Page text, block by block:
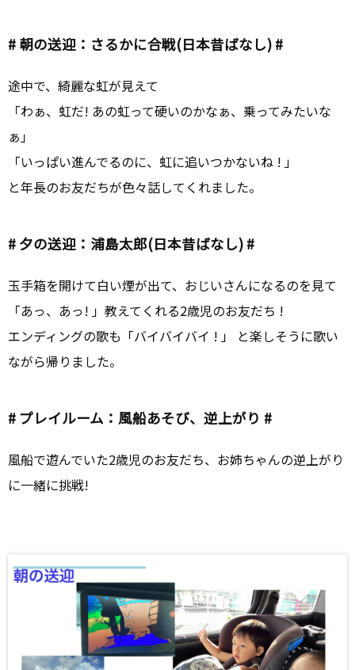
# 朝の送迎：さるかに合戦(日本昔ばなし) #
途中で、綺麗な虹が見えて
「わぁ、虹だ! あの虹って硬いのかなぁ、乗ってみたいな
ぁ」
「いっぱい進んでるのに、虹に追いつかないね ! 」
と年長のお友だちが色々話してくれました。
# 夕の送迎：浦島太郎(日本昔ばなし) #
玉手箱を開けて白い煙が出て、おじいさんになるのを見て
「あっ、あっ! 」教えてくれる2歳児のお友だち !
エンディングの歌も「バイバイバイ ! 」 と楽しそうに歌い
ながら帰りました。
# プレイルーム：風船あそび、逆上がり #
風船で遊んでいた2歳児のお友だち、お姉ちゃんの逆上がり
に一緒に挑戦!